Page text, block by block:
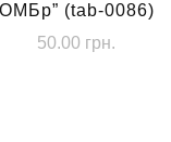
ОМБр” (tab-0086)
50.00 грн.